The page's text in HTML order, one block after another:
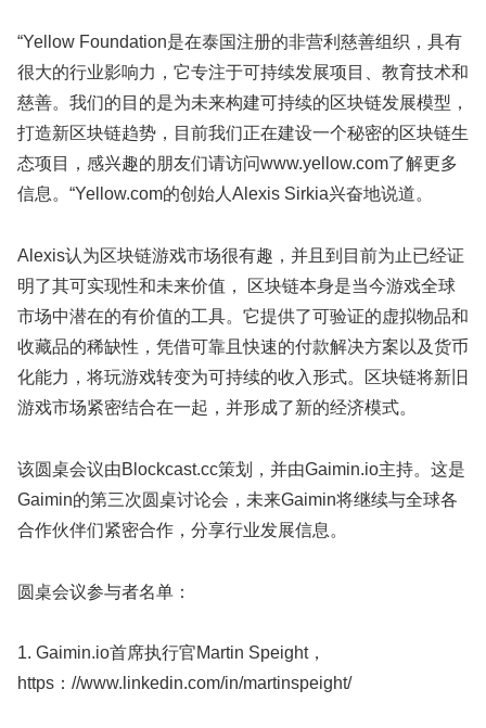
“Yellow Foundation是在泰国注册的非营利慈善组织，具有
很大的行业影响力，它专注于可持续发展项目、教育技术和
慈善。我们的目的是为未来构建可持续的区块链发展模型，
打造新区块链趋势，目前我们正在建设一个秘密的区块链生
态项目，感兴趣的朋友们请访问www.yellow.com了解更多
信息。“Yellow.com的创始人Alexis Sirkia兴奋地说道。
Alexis认为区块链游戏市场很有趣，并且到目前为止已经证
明了其可实现性和未来价值， 区块链本身是当今游戏全球
市场中潜在的有价值的工具。它提供了可验证的虚拟物品和
收藏品的稀缺性，凭借可靠且快速的付款解决方案以及货币
化能力，将玩游戏转变为可持续的收入形式。区块链将新旧
游戏市场紧密结合在一起，并形成了新的经济模式。
该圆桌会议由Blockcast.cc策划，并由Gaimin.io主持。这是
Gaimin的第三次圆桌讨论会，未来Gaimin将继续与全球各
合作伙伴们紧密合作，分享行业发展信息。
圆桌会议参与者名单：
1. Gaimin.io首席执行官Martin Speight，
https：//www.linkedin.com/in/martinspeight/